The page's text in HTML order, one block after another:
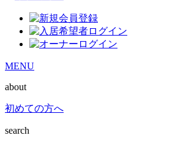
MENU
about
初めての方へ
search